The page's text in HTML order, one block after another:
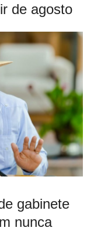
de agosto
gabinete
nunca